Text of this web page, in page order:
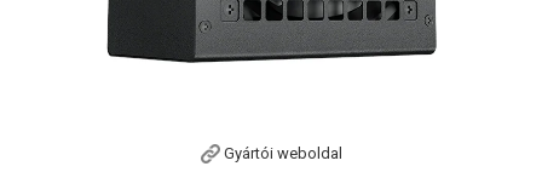
Gyártói weboldal